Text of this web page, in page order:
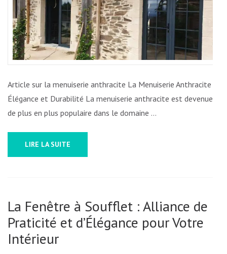
LA
MENUISERIE
ANTHRACITE,
UN
CHOIX
MODERNE
ET
SOPHISTIQUÉ
Article sur la menuiserie anthracite La Menuiserie Anthracite :
Élégance et Durabilité La menuiserie anthracite est devenue
de plus en plus populaire dans le domaine …
LIRE LA SUITE
La Fenêtre à Soufflet : Alliance de
Praticité et d’Élégance pour Votre
Intérieur